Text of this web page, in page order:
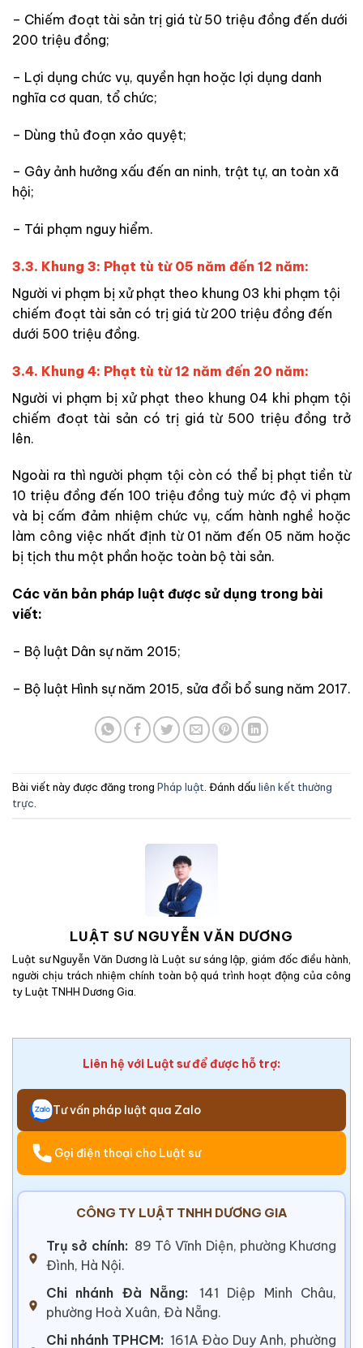
– Chiếm đoạt tài sản trị giá từ 50 triệu đồng đến dưới
200 triệu đồng;
– Lợi dụng chức vụ, quyền hạn hoặc lợi dụng danh
nghĩa cơ quan, tổ chức;
– Dùng thủ đoạn xảo quyệt;
– Gây ảnh hưởng xấu đến an ninh, trật tự, an toàn xã
hội;
– Tái phạm nguy hiểm.
3.3. Khung 3: Phạt tù từ 05 năm đến 12 năm:
Người vi phạm bị xử phạt theo khung 03 khi phạm tội
chiếm đoạt tài sản có trị giá từ 200 triệu đồng đến
dưới 500 triệu đồng.
3.4. Khung 4: Phạt tù từ 12 năm đến 20 năm:
Người vi phạm bị xử phạt theo khung 04 khi phạm tội
chiếm đoạt tài sản có trị giá từ 500 triệu đồng trở
lên.
Ngoài ra thì người phạm tội còn có thể bị phạt tiền từ
10 triệu đồng đến 100 triệu đồng tuỳ mức độ vi phạm
và bị cấm đảm nhiệm chức vụ, cấm hành nghề hoặc
làm công việc nhất định từ 01 năm đến 05 năm hoặc
bị tịch thu một phần hoặc toàn bộ tài sản.
Các văn bản pháp luật được sử dụng trong bài
viết:
– Bộ luật Dân sự năm 2015;
– Bộ luật Hình sự năm 2015, sửa đổi bổ sung năm 2017.
Bài viết này được đăng trong Pháp luật. Đánh dấu liên kết thường
trực.
LUẬT SƯ NGUYỄN VĂN DƯƠNG
Luật sư Nguyễn Văn Dương là Luật sư sáng lập, giám đốc điều hành,
người chịu trách nhiệm chính toàn bộ quá trình hoạt động của công
ty Luật TNHH Dương Gia.
Liên hệ với Luật sư để được hỗ trợ:
Tư vấn pháp luật qua Zalo
Gọi điện thoại cho Luật sư
CÔNG TY LUẬT TNHH DƯƠNG GIA
Trụ sở chính: 89 Tô Vĩnh Diện, phường Khương
Đình, Hà Nội.
Chi nhánh Đà Nẵng:
141 Diệp Minh Châu,
phường Hoà Xuân, Đà Nẵng.
Chi nhánh TPHCM: 161A Đào Duy Anh, phường